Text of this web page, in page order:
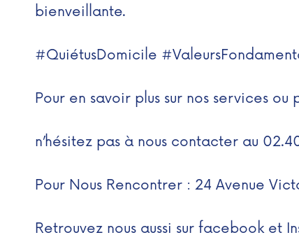
bienveillante.
#QuiétusDomicile
Pour en savoir plus sur nos services
n’hésitez pas à nous contacter au
Pour Nous Rencontrer : 24 Avenue
Retrouvez nous aussi sur facebooket